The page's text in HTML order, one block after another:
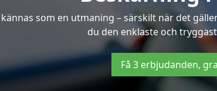
som en utmaning – särskilt när det
du den enklaste och
Få 3 erbjudanden,